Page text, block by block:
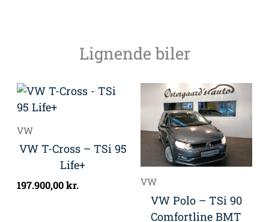
Lignende biler
VW
VW T-Cross – TSi 95
Life+
197.900,00kr. VW
VW Polo – TSi 90
Comfortline BMT